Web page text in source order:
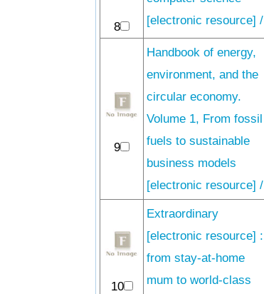
8
[electronic resource] /
9
Handbook of energy,
environment, and the
circular economy.
Volume 1, From fossil
fuels to sustainable
business models
[electronic resource] /
10
Extraordinary
[electronic resource] :
from stay-at-home
mum to world-class